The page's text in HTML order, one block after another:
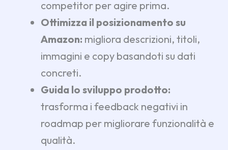
competitor per agire prima.
Ottimizza il posizionamento su
Amazon: migliora descrizioni, titoli,
immagini e copy basandoti su dati
concreti.
Guida lo sviluppo prodotto:
trasforma i feedback negativi in
roadmap per migliorare funzionalità e
qualità.